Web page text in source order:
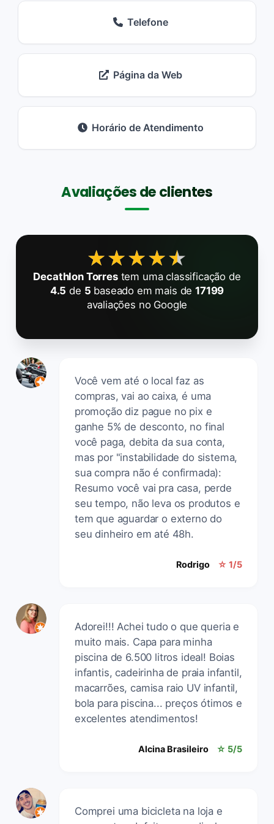
Telefone
Página da Web
Horário de Atendimento
Avaliações de clientes
★★★★★
★★★★★
Decathlon Torrestem uma classificação de
4.5 de 5 baseado em mais de17199
avaliações no Google
Você vem até o local faz as
compras, vai ao caixa, é uma
promoção diz pague no pix e
ganhe 5% de desconto, no final
você paga, debita da sua conta,
mas por "instabilidade do sistema,
sua compra não é confirmada):
Resumo você vai pra casa, perde
seu tempo, não leva os produtos e
tem que aguardar o externo do
seu dinheiro em até 48h.
Rodrigo ☆ 1/5
Adorei!!! Achei tudo o que queria e
muito mais. Capa para minha
piscina de 6.500 litros ideal! Boias
infantis, cadeirinha de praia infantil,
macarrões, camisa raio UV infantil,
bola para piscina... preços ótimos e
excelentes atendimentos!
Alcina Brasileiro ☆ 5/5
Comprei uma bicicleta na loja e